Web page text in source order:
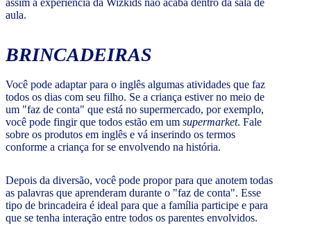
assim a experiência da Wizkids não acaba dentro da sala de
aula.
BRINCADEIRAS
Você pode adaptar para o inglês algumas atividades que faz
todos os dias com seu filho. Se a criança estiver no meio de
um "faz de conta" que está no supermercado, por exemplo,
você pode fingir que todos estão em um supermarket. Fale
sobre os produtos em inglês e vá inserindo os termos
conforme a criança for se envolvendo na história.
Depois da diversão, você pode propor para que anotem todas
as palavras que aprenderam durante o "faz de conta". Esse
tipo de brincadeira é ideal para que a família participe e para
que se tenha interação entre todos os parentes envolvidos.